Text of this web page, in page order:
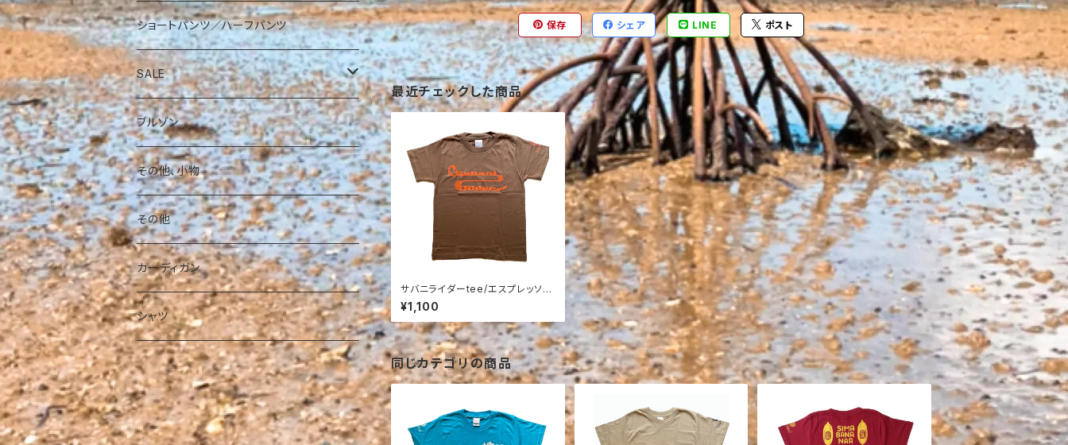
保存 シェア LINE ポスト
最近チェックした商品
サバニライダーtee/エスプレッソ×
オレンジ140
¥1,100
同じカテゴリの商品
ショートパンツ／ハーフパンツ
SALE
パーカー
ブルゾン
その他、小物
その他
カーディガン
シャツ